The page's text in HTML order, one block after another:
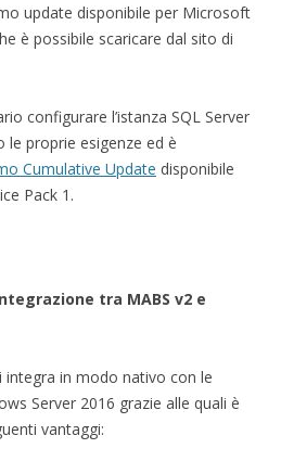
update disponibile per Microsoft
è possibile scaricare dal sito di
configurare l’istanza SQL Server
le proprie esigenze ed è
Cumulative Update disponibile
Pack 1.
tra MABS v2 e
integra in modo nativo con le
Server 2016 grazie alle quali è
vantaggi: